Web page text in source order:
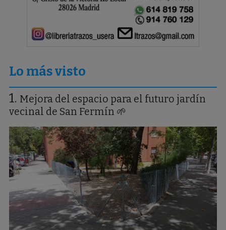
Lo más visto
Mejora del espacio para el futuro jardín
vecinal de San Fermín 🌱